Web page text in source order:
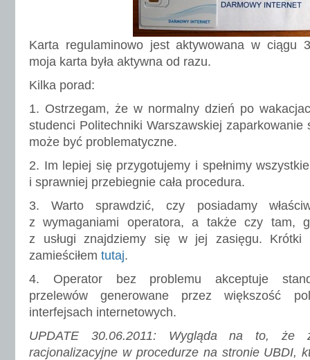
Karta regulaminowo jest aktywowana w ciągu
moja karta była aktywna od razu.
Kilka porad:
1. Ostrzegam, że w normalny dzień po
studenci Politechniki Warszawskiej
może być problematyczne.
2. Im lepiej się przygotujemy i spełnimy
i sprawniej przebiegnie cała procedura.
3. Warto sprawdzić, czy posiadamy
z wymaganiami operatora, a także czy tam,
z usługi znajdziemy się w jej zasięgu.
zamieściłem tutaj.
4. Operator bez problemu akceptuje
przelewów generowane przez większość
interfejsach internetowych.
UPDATE 30.06.2011: Wygląda na to, że
racjonalizacyjne w procedurze na stronie UBDI,